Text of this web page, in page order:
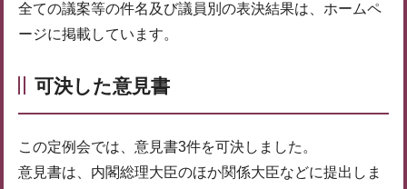
全ての議案等の件名及び議員別の表決結果は、ホームペ
ージに掲載しています。
可決した意見書
この定例会では、意見書3件を可決しました。
意見書は、内閣総理大臣のほか関係大臣などに提出しま